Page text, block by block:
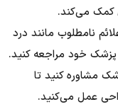
کمک می‌کند.
نامطلوب مانند درد
پزشک خود مراجعه کنید.
مشاوره کنید تا
عمل می‌کنید.